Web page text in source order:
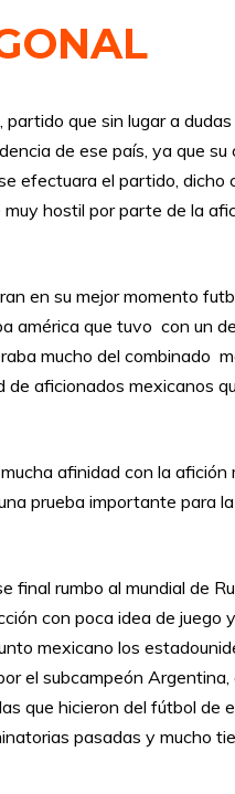
que sin lugar a
de ese país, ya que
efectuara el partido, dicho
hostil por parte de la
en su mejor momento
américa que tuvo con un
mucho del combinado
aficionados mexicanos
afinidad con la afición
prueba importante para
final rumbo al mundial de
con poca idea de juego
mexicano los
el subcampeón
que hicieron del fútbol de
pasadas y mucho